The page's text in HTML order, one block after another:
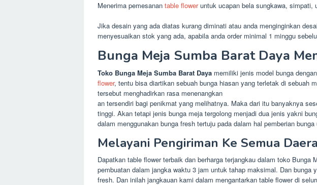
Menerima pemesanan table floweruntuk ucapan bela sungkawa, simpati,
Jika desain yang ada diatas kurang diminati atau anda menginginkan
menyesuaikan stok yang ada, apabila anda order minimal 1 minggu
Bunga Meja Sumba Barat Daya
Toko Bunga Meja Sumba Barat Daya memiliki jenis model bunga
flower, tentu bisa diartikan sebuah bunga hiasan yang terletak di sebuah
tersebut menghadirkan rasa menenangkan
an tersendiri bagi penikmat yang melihatnya. Maka dari itu banyaknya
tinggi. Akan tetapi jenis bunga meja tergolong menjadi dua jenis yakni
dalam menggunakan bunga fresh tertuju pada dalam hal pemberian
Melayani Pengiriman Ke Semua
Dapatkan table flower terbaik dan berharga terjangkau dalam toko
pembuatan dalam jangka waktu 3 jam untuk tahap maksimal. Dan
fresh. Dan inilah jangkauan kami dalam mengantarkan table flower di